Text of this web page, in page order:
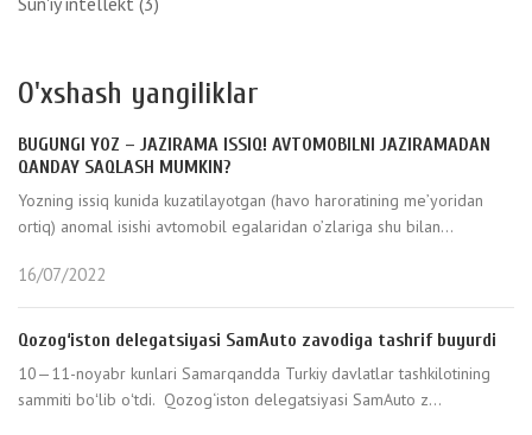
O'xshash yangiliklar
BUGUNGI YOZ – JAZIRAMA ISSIQ! AVTOMOBILNI JAZIRAMADAN
QANDAY SAQLASH MUMKIN?
Yozning issiq kunida kuzatilayotgan (havo haroratining me’yoridan
ortiq) anomal isishi avtomobil egalaridan o’zlariga shu bilan...
16/07/2022
Qozog‘iston delegatsiyasi SamAuto zavodiga tashrif buyurdi
10—11-noyabr kunlari Samarqandda Turkiy davlatlar tashkilotining
sammiti boʻlib oʻtdi. Qozog‘iston delegatsiyasi SamAuto z...